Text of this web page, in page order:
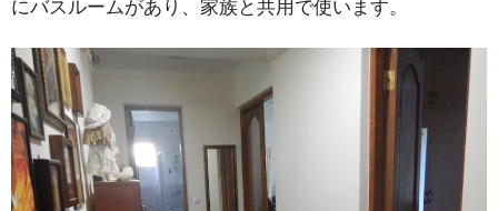
にバスルームがあり、家族と共用で使います。